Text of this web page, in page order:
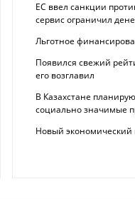
ЕС ввел санкции
сервис ограничил
Льготное
Появился свежий
его возглавил
В Казахстане
социально значимые
Новый экономический